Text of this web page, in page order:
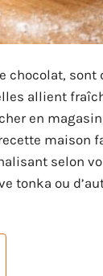
chocolat, sont
allient
en
maison
selon
tonka ou